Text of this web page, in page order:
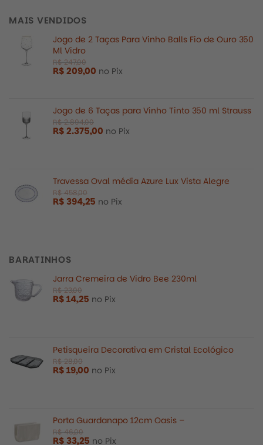
MAIS VENDIDOS
Jogo de 2 Taças Para Vinho Balls Fio de Ouro 350
Ml Vidro
R$247,00
R$209,00 no Pix
Jogo de 6 Taças para Vinho Tinto 350 ml Strauss
R$2.375,00 no Pix
Travessa Oval média Azure Lux Vista Alegre
R$394,25 no Pix
BARATINHOS
Jarra Cremeira de Vidro Bee 230ml
R$14,25 no Pix
Petisqueira Decorativa em Cristal Ecológico
R$19,00 no Pix
Porta Guardanapo 12cm Oasis –
R$33,25 no Pix